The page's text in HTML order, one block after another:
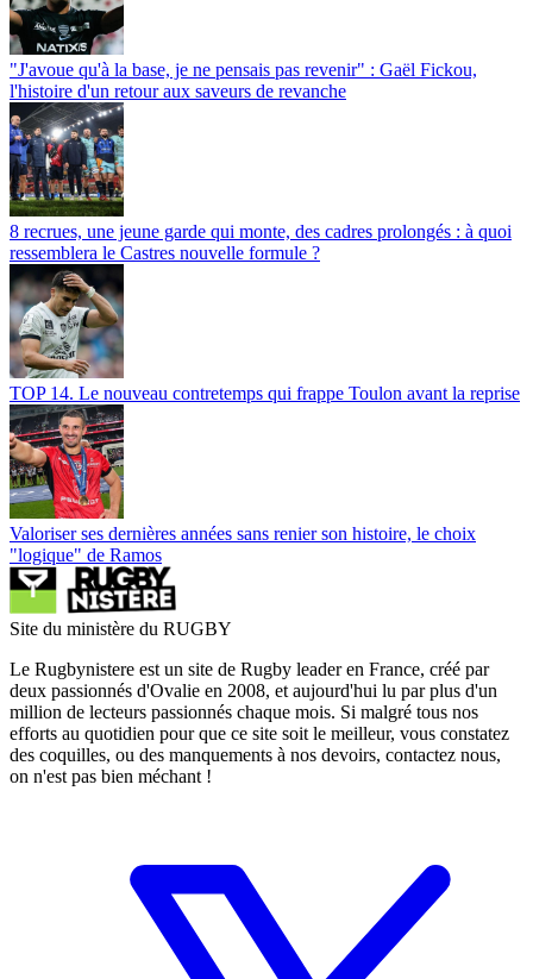
"J'avoue qu'à la base, je ne pensais pas revenir" : Gaël Fickou,
l'histoire d'un retour aux saveurs de revanche
8 recrues, une jeune garde qui monte, des cadres prolongés : à quoi
ressemblera le Castres nouvelle formule ?
TOP 14. Le nouveau contretemps qui frappe Toulon avant la reprise
Valoriser ses dernières années sans renier son histoire, le choix
"logique" de Ramos
Site du ministère du RUGBY
Le Rugbynistere est un site de Rugby leader en France, créé par
deux passionnés d'Ovalie en 2008, et aujourd'hui lu par plus d'un
million de lecteurs passionnés chaque mois. Si malgré tous nos
efforts au quotidien pour que ce site soit le meilleur, vous constatez
des coquilles, ou des manquements à nos devoirs, contactez nous,
on n'est pas bien méchant !